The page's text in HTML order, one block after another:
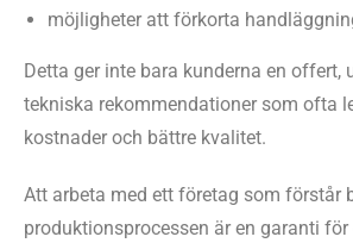
möjligheter att förkorta
Detta ger inte bara kunderna en offert,
tekniska rekommendationer som ofta
kostnader och bättre kvalitet.
Att arbeta med ett företag som förstår
produktionsprocessen är en garanti